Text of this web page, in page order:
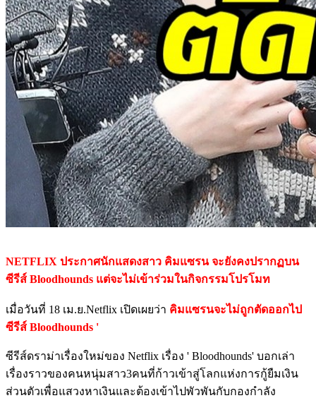
NETFLIX ประกาศนักแสดงสาว คิมแซรน จะยังคงปรากฏบน
ซีรีส์ Bloodhounds แต่จะไม่เข้าร่วมในกิจกรรมโปรโมท
เมื่อวันที่ 18 เม.ย.Netflix เปิดเผยว่า คิมแซรนจะไม่ถูกตัดออกไป
ซีรีส์ Bloodhounds '
ซีรีส์ดราม่าเรื่องใหม่ของ Netflix เรื่อง ' Bloodhounds' บอกเล่า
เรื่องราวของคนหนุ่มสาว3คนที่ก้าวเข้าสู่โลกแห่งการกู้ยืมเงิน
ส่วนตัวเพื่อแสวงหาเงินและต้องเข้าไปพัวพันกับกองกำลัง